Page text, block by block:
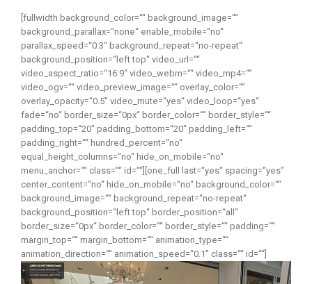
[fullwidth background_color=““ background_image=““
background_parallax=“none“ enable_mobile=“no“
parallax_speed=“0.3″ background_repeat=“no-repeat“
background_position=“left top“ video_url=““
video_aspect_ratio=“16:9″ video_webm=““ video_mp4=““
video_ogv=““ video_preview_image=““ overlay_color=““
overlay_opacity=“0.5″ video_mute=“yes“ video_loop=“yes“
fade=“no“ border_size=“0px“ border_color=““ border_style=““
padding_top=“20″ padding_bottom=“20″ padding_left=““
padding_right=““ hundred_percent=“no“
equal_height_columns=“no“ hide_on_mobile=“no“
menu_anchor=““ class=““ id=““][one_full last=“yes“ spacing=“yes“
center_content=“no“ hide_on_mobile=“no“ background_color=““
background_image=““ background_repeat=“no-repeat“
background_position=“left top“ border_position=“all“
border_size=“0px“ border_color=““ border_style=““ padding=““
margin_top=““ margin_bottom=““ animation_type=““
animation_direction=““ animation_speed=“0.1″ class=““ id=““]